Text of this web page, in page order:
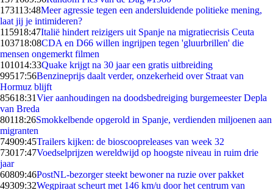
173113:48Meer agressie tegen een andersluidende politieke mening,
laat jij je intimideren?
115918:47Italië hindert reizigers uit Spanje na migratiecrisis Ceuta
103718:08CDA en D66 willen ingrijpen tegen 'gluurbrillen' die
mensen ongemerkt filmen
101014:33Quake krijgt na 30 jaar een gratis uitbreiding
99517:56Benzineprijs daalt verder, onzekerheid over Straat van
Hormuz blijft
85618:31Vier aanhoudingen na doodsbedreiging burgemeester Depla
van Breda
80118:26Smokkelbende opgerold in Spanje, verdienden miljoenen aan
migranten
74909:45Trailers kijken: de bioscoopreleases van week 32
73017:47Voedselprijzen wereldwijd op hoogste niveau in ruim drie
jaar
60809:46PostNL-bezorger steekt bewoner na ruzie over pakket
49309:32Wegpiraat scheurt met 146 km/u door het centrum van